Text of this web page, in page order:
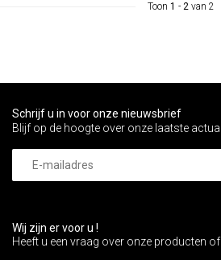
Toon 1 - 2van 2
Wij zijn er voor u !
Heeft u een vraag over onze producten
Schrijf u in voor onze nieuwsbrief
Blijf op de hoogte over onze laatste